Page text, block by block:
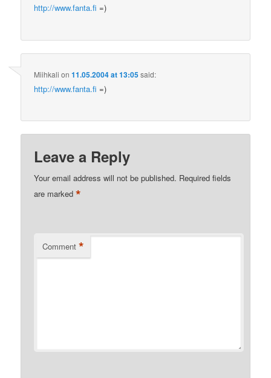
http://www.fanta.fi =)
Miihkali on11.05.2004 at 13:05said:
http://www.fanta.fi =)
Leave a Reply
Your email address will not be published. Required fields
are marked*
Comment *